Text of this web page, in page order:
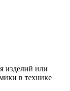
изделий или
в технике